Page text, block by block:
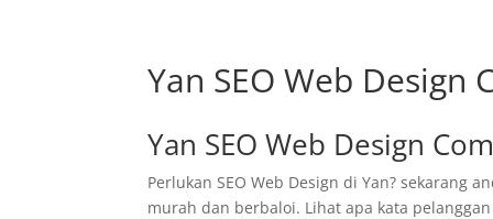
Yan SEO Web Design
Yan SEO Web Design
Perlukan SEO Web Design di Yan? sekarang
murah dan berbaloi. Lihat apa kata